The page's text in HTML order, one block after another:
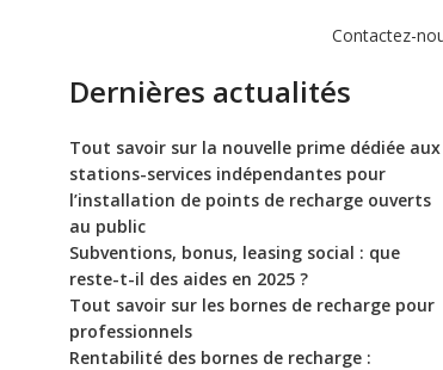
Contactez-
Dernières actualités
Tout savoir sur la nouvelle prime dédiée aux
stations-services indépendantes pour
l’installation de points de recharge ouverts
au public
Subventions, bonus, leasing social : que
reste-t-il des aides en 2025 ?
Tout savoir sur les bornes de recharge pour
professionnels
Rentabilité des bornes de recharge :